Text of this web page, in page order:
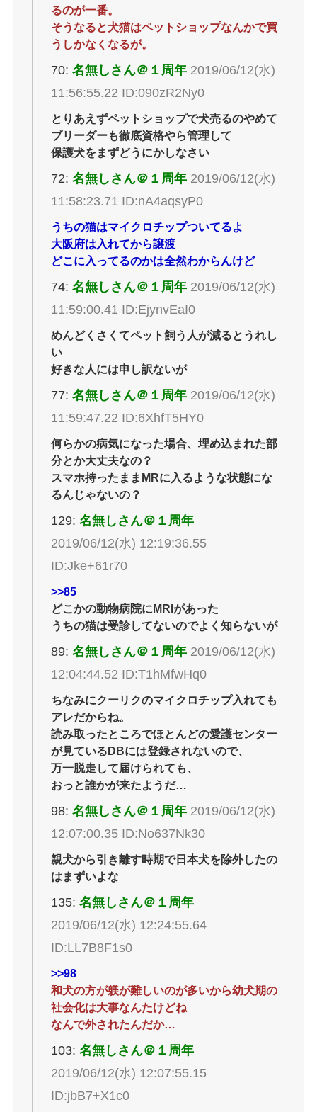
るのが一番。
そうなると犬猫はペットショップなんかで買
うしかなくなるが。
70: 名無しさん＠１周年 2019/06/12(水)
11:56:55.22 ID:090zR2Ny0
とりあえずペットショップで犬売るのやめて
ブリーダーも徹底資格やら管理して
保護犬をまずどうにかしなさい
72: 名無しさん＠１周年 2019/06/12(水)
11:58:23.71 ID:nA4aqsyP0
うちの猫はマイクロチップついてるよ
大阪府は入れてから譲渡
どこに入ってるのかは全然わからんけど
74: 名無しさん＠１周年 2019/06/12(水)
11:59:00.41 ID:EjynvEaI0
めんどくさくてペット飼う人が減るとうれし
い
好きな人には申し訳ないが
77: 名無しさん＠１周年 2019/06/12(水)
11:59:47.22 ID:6XhfT5HY0
何らかの病気になった場合、埋め込まれた部
分とか大丈夫なの？
スマホ持ったままMRに入るような状態にな
るんじゃないの？
129: 名無しさん＠１周年
2019/06/12(水) 12:19:36.55
ID:Jke+61r70
>>85
どこかの動物病院にMRIがあった
うちの猫は受診してないのでよく知らないが
89: 名無しさん＠１周年 2019/06/12(水)
12:04:44.52 ID:T1hMfwHq0
ちなみにクーリクのマイクロチップ入れても
アレだからね。
読み取ったところでほとんどの愛護センター
が見ているDBには登録されないので、
万一脱走して届けられても、
おっと誰かが来たようだ…
98: 名無しさん＠１周年 2019/06/12(水)
12:07:00.35 ID:No637Nk30
親犬から引き離す時期で日本犬を除外したの
はまずいよな
135: 名無しさん＠１周年
2019/06/12(水) 12:24:55.64
ID:LL7B8F1s0
>>98
和犬の方が躾が難しいのが多いから幼犬期の
社会化は大事なんたけどね
なんで外されたんだか…
103: 名無しさん＠１周年
2019/06/12(水) 12:07:55.15
ID:jbB7+X1c0